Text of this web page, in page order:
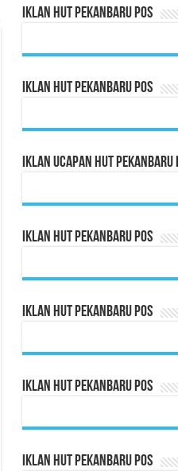
Iklan HUT Pekanbaru Pos
Iklan HUT Pekanbaru Pos
Iklan Ucapan HUT Pekanbaru
Iklan HUT Pekanbaru Pos
Iklan HUT Pekanbaru Pos
Iklan HUT Pekanbaru Pos
Iklan HUT Pekanbaru Pos